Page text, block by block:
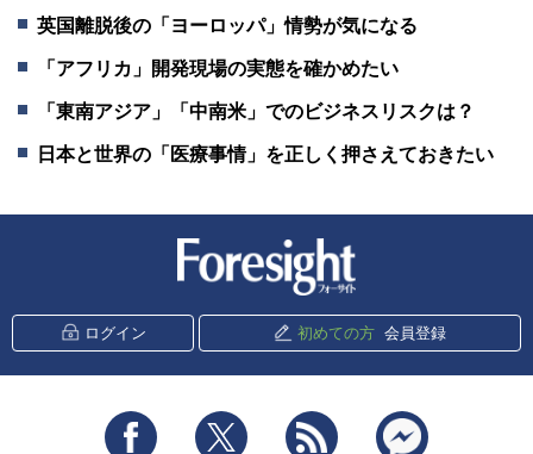
英国離脱後の「ヨーロッパ」情勢が気になる
「アフリカ」開発現場の実態を確かめたい
「東南アジア」「中南米」でのビジネスリスクは？
日本と世界の「医療事情」を正しく押さえておきたい
ログイン 初めての方 会員登録
Facebook Twitter RSS